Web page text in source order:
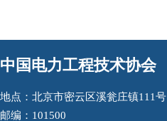
中国电力工程技术协会
地点：北京市密云区溪瓮庄镇111号
邮编：101500